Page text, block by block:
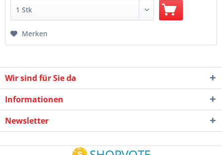
Merken
Wir sind für Sie da
Informationen
Newsletter